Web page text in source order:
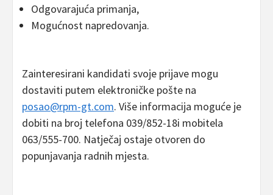
Odgovarajuća primanja,
Mogućnost napredovanja.
Zainteresirani kandidati svoje prijave mogu
dostaviti putem elektroničke pošte na
posao@rpm-gt.com. Više informacija moguće je
dobiti na broj telefona 039/852-18i mobitela
063/555-700. Natječaj ostaje otvoren do
popunjavanja radnih mjesta.